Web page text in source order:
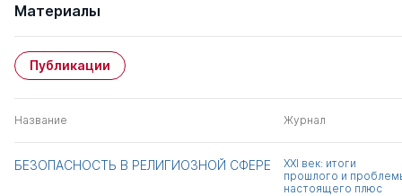
Материалы
Публикации
Название Журнал
БЕЗОПАСНОСТЬ В РЕЛИГИОЗНОЙ СФЕРЕ
XXI век: итоги
прошлого и
настоящего плюс